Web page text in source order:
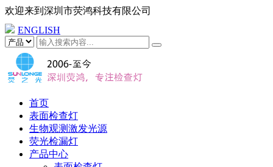
欢迎来到 深圳市荧鸿科技有限公司
ENGLISH
首页
表面检查灯
生物观测激发光源
荧光检漏灯
产品中心